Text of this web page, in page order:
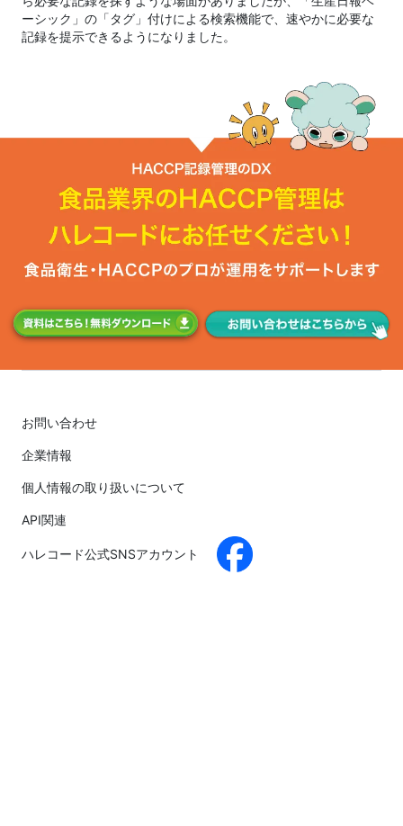
ーシック」の「タグ」付けによる検索機能で、速やかに必要な
記録を提示できるようになりました。
お問い合わせ
企業情報
個人情報の取り扱いについて
API関連
ハレコード公式SNSアカウント